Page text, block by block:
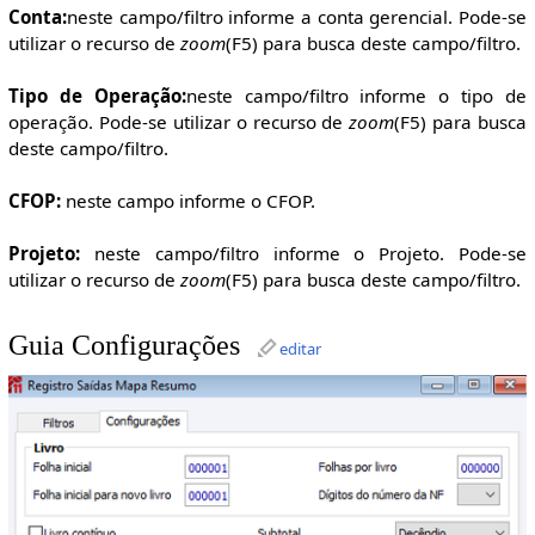
Conta:neste campo/filtro informe a conta gerencial. Pode-se
utilizar o recurso de zoom(F5) para busca deste campo/filtro.
Tipo de Operação:neste campo/filtro informe o tipo de
operação. Pode-se utilizar o recurso dezoom(F5) para busca
deste campo/filtro.
CFOP:neste campo informe o CFOP.
Projeto:neste campo/filtro informe o Projeto. Pode-se
utilizar o recurso de zoom(F5) para busca deste campo/filtro.
Guia Configurações editar